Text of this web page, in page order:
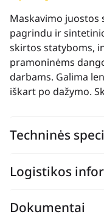
Maskavimo juostos
pagrindu ir
skirtos statyboms,
pramoninėms
darbams. Galima
iškart po dažymo.
Techninės
Logistikos
Dokumentai